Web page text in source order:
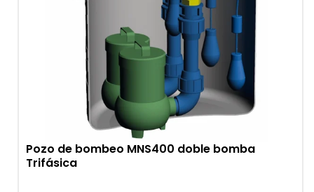
Pozo de bombeo MNS400 doble bomba
Trifásica